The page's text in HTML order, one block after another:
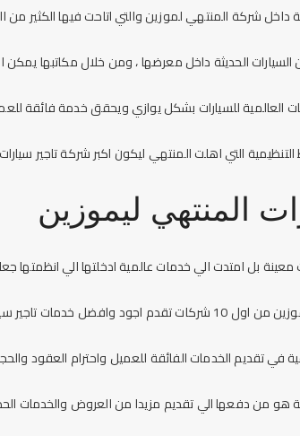
داخل شركة المنتهي لموزين والتي اتاحت فيها الكثير
الحديثة داخل معرضها ، ومن خلال مكاتبها يمكن
العالمية للسيارات بشكل يوازي ويحقق خدمة فائقة
التي اهلت المنتهي ليكون اكبر شركة تاجير
المنتهي ليموزين
بل امتدت الي خدمات عالمية ادخلتها الي انظمتها
لمختلف العملاء من كافة المجالات .
في تقديم الخدمات الفائقة للعميل واحترام العقود
هو من دفعها الي تقديم مزيدا من العروض والخدمات